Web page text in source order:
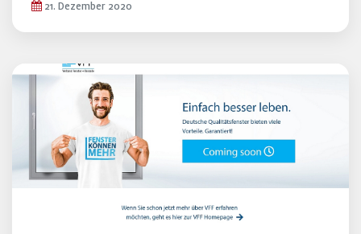
21. Dezember 2020